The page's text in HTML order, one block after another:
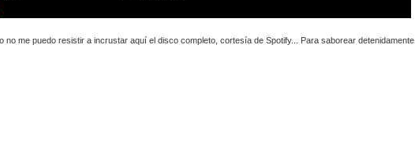
no me puedo resistir a incrustar aquí el disco completo, cortesía de Spotify... Para saborear detenidamente.